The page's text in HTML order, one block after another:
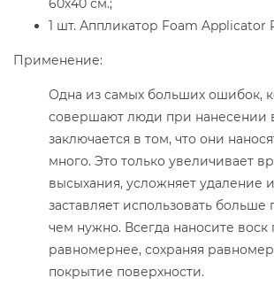
60х40 см.;
1 шт. Аппликатор Foam Applicator
Применение:
Одна из самых больших ошибок,
совершают люди при нанесении
заключается в том, что они
много. Это только увеличивает
высыхания, усложняет удаление и
заставляет использовать больше
чем нужно. Всегда наносите воск
равномернее, сохраняя
покрытие поверхности.